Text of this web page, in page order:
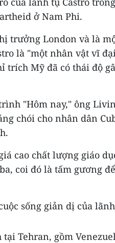
ở Nam Phi.
trưởng London và là
là "một nhân vật vĩ
trích Mỹ đã có thái độ
"Hôm nay," ông
chói cho nhân dân
cao chất lượng giáo
coi đó là tấm gương
sống giản dị của
Tehran, gồm